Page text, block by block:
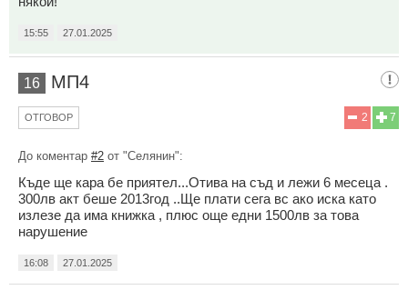
15:55 27.01.2025
16 МП4
7
2
ОТГОВОР
До коментар #2 от "Селянин":
Къде ще кара бе приятел...Отива на съд и лежи 6 месеца .
300лв акт беше 2013год ..Ще плати сега вс ако иска като
излезе да има книжка , плюс още едни 1500лв за това
нарушение
16:08 27.01.2025